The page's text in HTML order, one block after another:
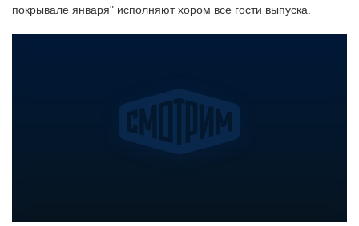
покрывале января" исполняют хором все гости выпуска.